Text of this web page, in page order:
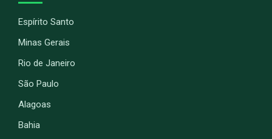
Espírito Santo
Minas Gerais
Rio de Janeiro
São Paulo
Alagoas
Bahia